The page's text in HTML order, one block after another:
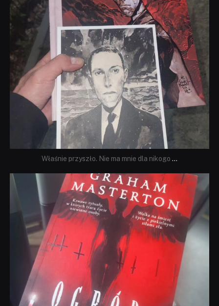
Właśnie przyszło. Nie ma mnie dla nikogo ...
dobryhorror
Sie 23